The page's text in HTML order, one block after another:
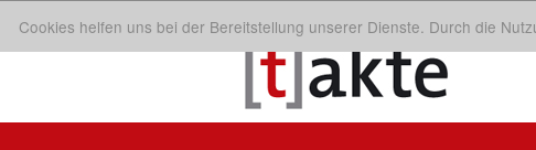
Cookies helfen uns bei der Bereitstellung unserer Dienste. Durch die